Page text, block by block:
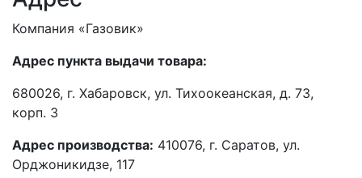
Компания «Газовик»
Адрес пункта выдачи товара:
680026, г. Хабаровск, ул. Тихоокеанская, д. 73,
корп. 3
Адрес производства: 410076, г. Саратов, ул.
Орджоникидзе, 117